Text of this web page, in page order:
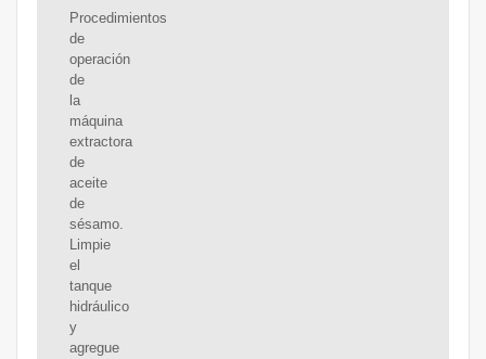
Procedimientos
de
operación
de
la
máquina
extractora
de
aceite
de
sésamo.
Limpie
el
tanque
hidráulico
y
agregue